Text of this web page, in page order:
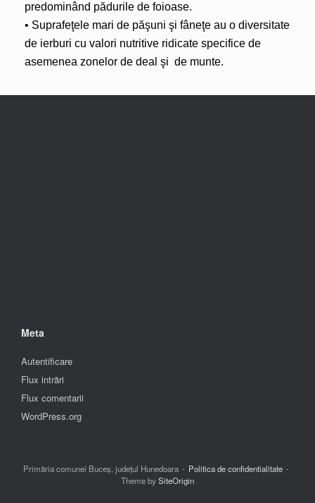
predominând pădurile de foioase.
• Suprafeţele mari de păşuni şi fâneţe au o diversitate
de ierburi cu valori nutritive ridicate specifice de
asemenea zonelor de deal şi de munte.
Meta
Autentificare
Flux intrări
Flux comentarii
WordPress.org
Primăria comunei Buceș, județul Hunedoara
Politica de confidentialitate
Theme bySiteOrigin